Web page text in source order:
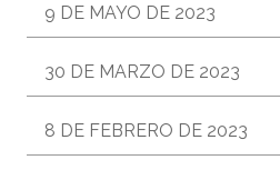
9 DE MAYO DE 2023
30 DE MARZO DE 2023
8 DE FEBRERO DE 2023